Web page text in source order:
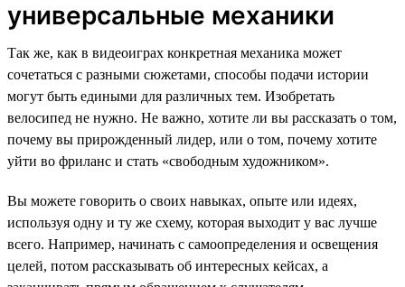
универсальные механики
Так же, как в видеоиграх конкретная механика может
сочетаться с разными сюжетами, способы подачи истории
могут быть едиными для различных тем. Изобретать
велосипед не нужно. Не важно, хотите ли вы рассказать о том,
почему вы прирожденный лидер, или о том, почему хотите
уйти во фриланс и стать «свободным художником».
Вы можете говорить о своих навыках, опыте или идеях,
используя одну и ту же схему, которая выходит у вас лучше
всего. Например, начинать с самоопределения и освещения
целей, потом рассказывать об интересных кейсах, а